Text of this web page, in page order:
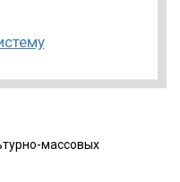
массовых